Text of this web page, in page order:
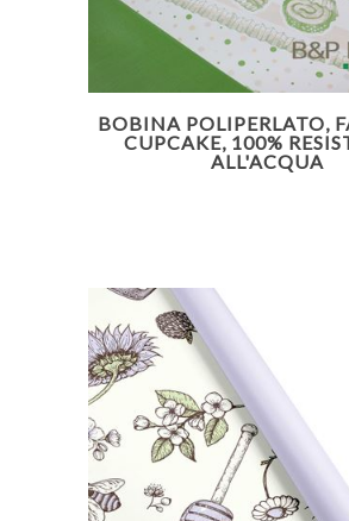
BOBINA POLIPERLATO,
CUPCAKE, 100%
ALL'ACQUA